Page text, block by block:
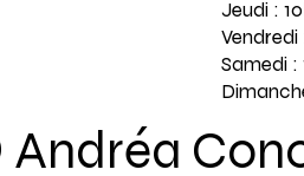
Jeudi :
Vendredi
Samedi :